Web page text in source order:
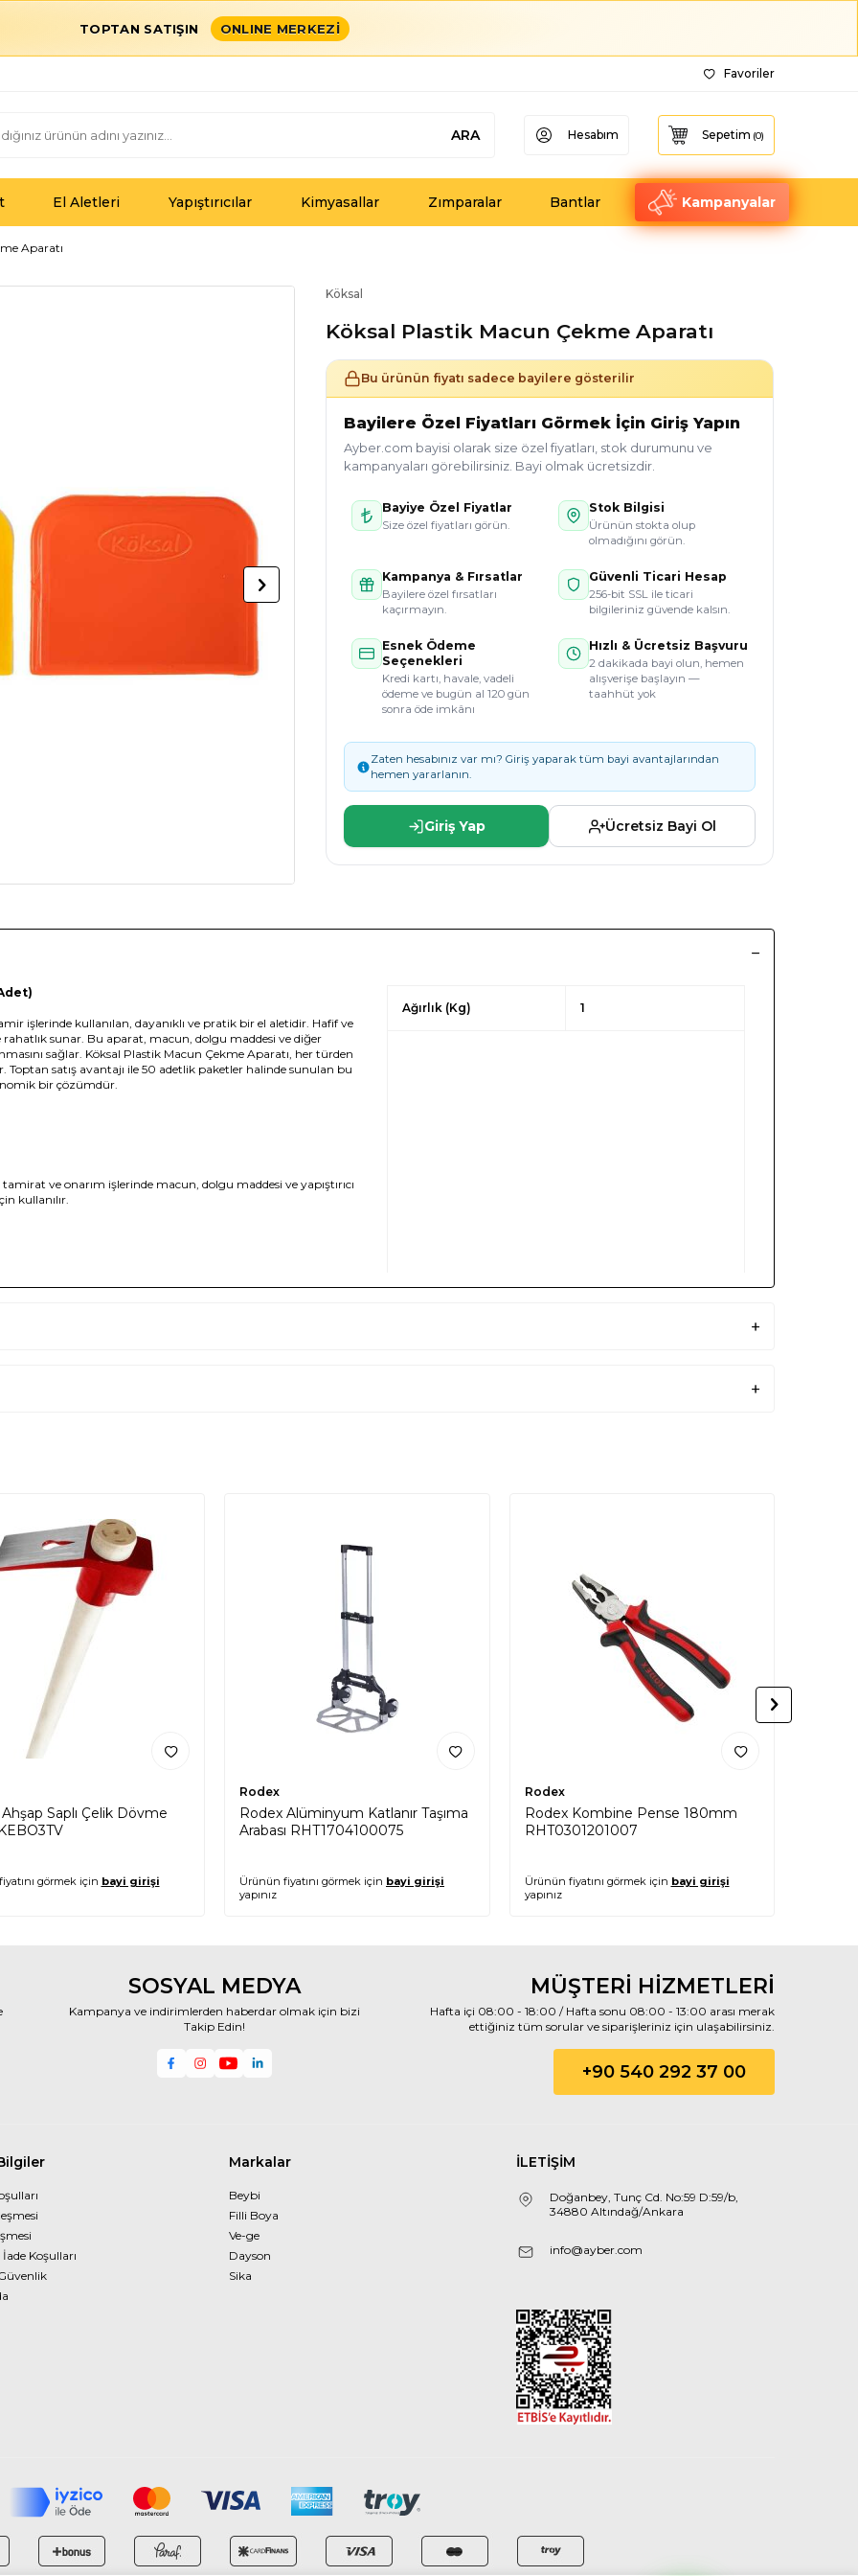
TOPTAN SATIŞIN ONLINE MERKEZİ
Favoriler
ARA Hesabım Sepetim (0)
El Aletleri Yapıştırıcılar Kimyasallar Zımparalar Bantlar Kampanyalar
Aparatı
Köksal
Köksal Plastik Macun Çekme Aparatı
Bu ürünün fiyatı sadece bayilere gösterilir
Bayilere Özel Fiyatları Görmek İçin Giriş Yapın
Ayber.com bayisi olarak size özel fiyatları, stok durumunu ve
kampanyaları görebilirsiniz. Bayi olmak ücretsizdir.
Bayiye Özel Fiyatlar
Size özel fiyatları görün.
Stok Bilgisi
Ürünün stokta olup
olmadığını görün.
Kampanya & Fırsatlar
Bayilere özel fırsatları
kaçırmayın.
Güvenli Ticari Hesap
256-bit SSL ile ticari
bilgileriniz güvende kalsın.
Esnek Ödeme
Seçenekleri
Kredi kartı, havale, vadeli
ödeme ve bugün al 120 gün
sonra öde imkânı
Hızlı & Ücretsiz Başvuru
2 dakikada bayi olun, hemen
alışverişe başlayın —
taahhüt yok
Zaten hesabınız var mı? Giriş yaparak tüm bayi avantajlarından
hemen yararlanın.
Giriş Yap Ücretsiz Bayi Ol
işlerinde kullanılan, dayanıklı ve pratik bir el aletidir. Hafif ve
sunar. Bu aparat, macun, dolgu maddesi ve diğer
sağlar. Köksal Plastik Macun Çekme Aparatı, her türden
satış avantajı ile 50 adetlik paketler halinde sunulan bu
bir çözümdür.
ve onarım işlerinde macun, dolgu maddesi ve yapıştırıcı
kullanılır.
Köksal Plastik Macun Çekme Aparatı, inşaat ve tamirat
fiyatlı bir el aleti arıyorsanız, bu ürün tam size göre.
tercih edin.
Ağırlık (Kg) 1
Saplı Çelik Dövme
görmek için bayi girişi
Rodex
Rodex Alüminyum Katlanır Taşıma
Arabası RHT1704100075
Ürünün fiyatını görmek için bayi girişi
yapınız
Rodex
Rodex Kombine Pense 180mm
RHT0301201007
Ürünün fiyatını görmek için bayi girişi
yapınız
SOSYAL MEDYA
Kampanya ve indirimlerden haberdar olmak için bizi
Takip Edin!
MÜŞTERİ HİZMETLERİ
Hafta içi 08:00 - 18:00 / Hafta sonu 08:00 - 13:00 arası merak
ettiğiniz tüm sorular ve siparişleriniz için ulaşabilirsiniz.
+90 540 292 37 00
Koşulları
Markalar
Beybi
Filli Boya
Ve-ge
Dayson
Sika
İLETİŞİM
Doğanbey, Tunç Cd. No:59 D:59/b,
34880 Altındağ/Ankara
info@ayber.com